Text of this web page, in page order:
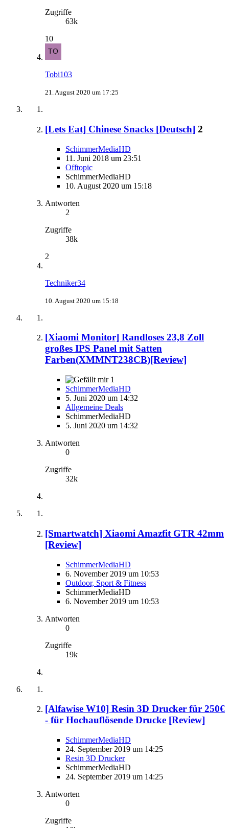
Zugriffe
63k
10
Tobi103
21. August 2020 um 17:25
[Lets Eat] Chinese Snacks [Deutsch] 2
SchimmerMediaHD
11. Juni 2018 um 23:51
Offtopic
SchimmerMediaHD
10. August 2020 um 15:18
Antworten
2
Zugriffe
38k
2
Techniker34
10. August 2020 um 15:18
[Xiaomi Monitor] Randloses 23,8 Zoll
großes IPS Panel mit Satten
Farben(XMMNT238CB)[Review]
1
SchimmerMediaHD
5. Juni 2020 um 14:32
Allgemeine Deals
SchimmerMediaHD
5. Juni 2020 um 14:32
Antworten
0
Zugriffe
32k
[Smartwatch] Xiaomi Amazfit GTR 42mm
[Review]
SchimmerMediaHD
6. November 2019 um 10:53
Outdoor, Sport & Fitness
SchimmerMediaHD
6. November 2019 um 10:53
Antworten
0
Zugriffe
19k
[Alfawise W10] Resin 3D Drucker für 250€
- für Hochauflösende Drucke [Review]
SchimmerMediaHD
24. September 2019 um 14:25
Resin 3D Drucker
SchimmerMediaHD
24. September 2019 um 14:25
Antworten
0
Zugriffe